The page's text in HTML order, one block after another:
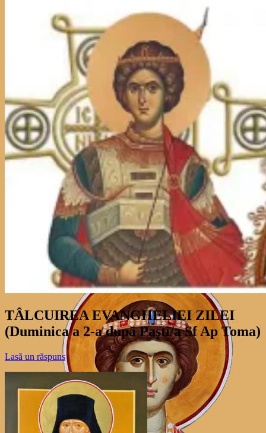
TÂLCUIREA EVANGHELIEI ZILEI
(Duminica a 2-a după Paști/a Sf Ap Toma)
Lasă un răspuns